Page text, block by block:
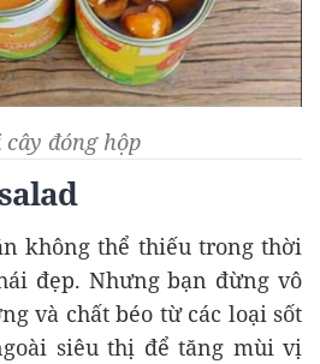
cây đóng hộp
không thể thiếu trong thời
đẹp. Nhưng bạn đừng vô
và chất béo từ các loại sốt
siêu thị để tăng mùi vị